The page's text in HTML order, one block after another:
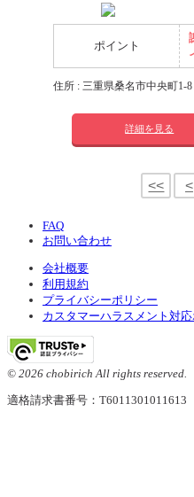
ポイント
住所 : 三重県桑名市中央町1-8
詳細を見る
<< <
FAQ
お問い合わせ
会社概要
利用規約
プライバシーポリシー
カスタマーハラスメント対
© 2026 chobirich All rights reserved.
適格請求書番号：T6011301011613